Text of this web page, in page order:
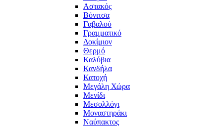
Αστακός
Βόνιτσα
Γαβαλού
Γραμματικό
Δοκίμιον
Θερμό
Καλύβια
Κανδήλα
Κατοχή
Μεγάλη Χώρα
Μενίδι
Μεσολλόγι
Μοναστηράκι
Ναύπακτος